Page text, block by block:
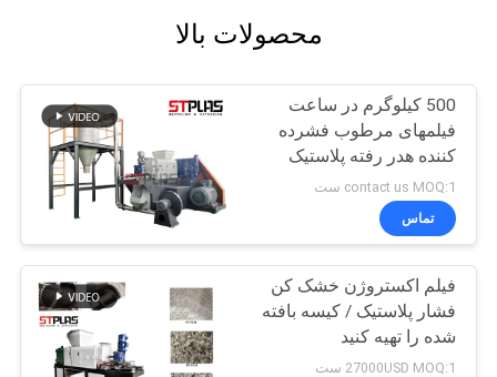
محصولات بالا
500 کیلوگرم در ساعت
فیلمهای مرطوب فشرده
کننده هدر رفته پلاستیک
کشاورزی خط کثیف
شستشوی فیلم
contact us MOQ:1 ست
تماس
فیلم اکستروژن خشک کن
فشار پلاستیک / کیسه بافته
شده را تهیه کنید
27000USD MOQ:1 ست